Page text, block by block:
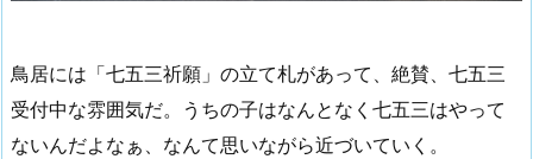
鳥居には「七五三祈願」の立て札があって、絶賛、七五三
受付中な雰囲気だ。うちの子はなんとなく七五三はやって
ないんだよなぁ、なんて思いながら近づいていく。